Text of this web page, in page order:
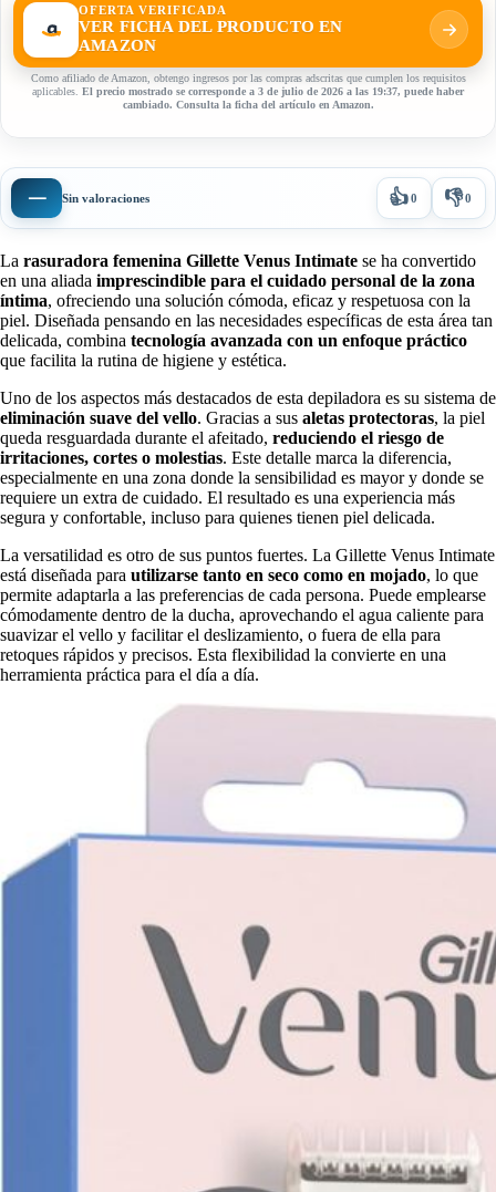
OFERTA VERIFICADA
VER FICHA DEL PRODUCTO EN
AMAZON
Como afiliado de Amazon, obtengo ingresos por las compras adscritas que cumplen los requisitos
aplicables. El precio mostrado se corresponde a 3 de julio de 2026 a las 19:37, puede haber
cambiado. Consulta la ficha del artículo en Amazon.
— Sin valoraciones 👍0 👎0
La rasuradora femenina Gillette Venus Intimate se ha convertido
en una aliada imprescindible para el cuidado personal de la zona
íntima, ofreciendo una solución cómoda, eficaz y respetuosa con la
piel. Diseñada pensando en las necesidades específicas de esta área tan
delicada, combina tecnología avanzada con un enfoque práctico
que facilita la rutina de higiene y estética.
Uno de los aspectos más destacados de esta depiladora es su sistema de
eliminación suave del vello. Gracias a sus aletas protectoras, la piel
queda resguardada durante el afeitado, reduciendo el riesgo de
irritaciones, cortes o molestias. Este detalle marca la diferencia,
especialmente en una zona donde la sensibilidad es mayor y donde se
requiere un extra de cuidado. El resultado es una experiencia más
segura y confortable, incluso para quienes tienen piel delicada.
La versatilidad es otro de sus puntos fuertes. La Gillette Venus Intimate
está diseñada para utilizarse tanto en seco como en mojado, lo que
permite adaptarla a las preferencias de cada persona. Puede emplearse
cómodamente dentro de la ducha, aprovechando el agua caliente para
suavizar el vello y facilitar el deslizamiento, o fuera de ella para
retoques rápidos y precisos. Esta flexibilidad la convierte en una
herramienta práctica para el día a día.